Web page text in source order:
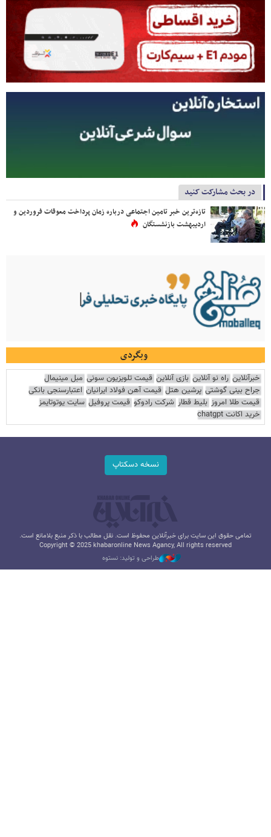
در بحث مشارکت کنید
تازه‌ترین خبر تامین اجتماعی درباره زمان پرداخت معوقات فروردین و
اردیبهشت بازنشستگان
وبگردی
خبرآنلاین راه نو آنلاین بازی آنلاین قیمت تلویزیون سونی مبل مینیمال
جراح بینی گوشتی پرشین هتل قیمت آهن فولاد ایرانیان اعتبارسنجی بانکی
قیمت طلا امروز بلیط قطار شرکت رادوکو قیمت پروفیل سایت یوتوتایمز
خرید اکانت chatgpt
نسخه دسکتاپ
تمامی حقوق این سایت برای خبرآنلاین محفوظ است. نقل مطالب با ذکر منبع بلامانع است.
Copyright © 2025 khabaronline News Agancy, All rights reserved
طراحی و تولید: نستوه